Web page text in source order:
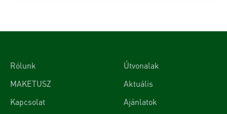
Rólunk
MAKETUSZ
Kapcsolat
Útvonalak
Aktuális
Ajánlatok